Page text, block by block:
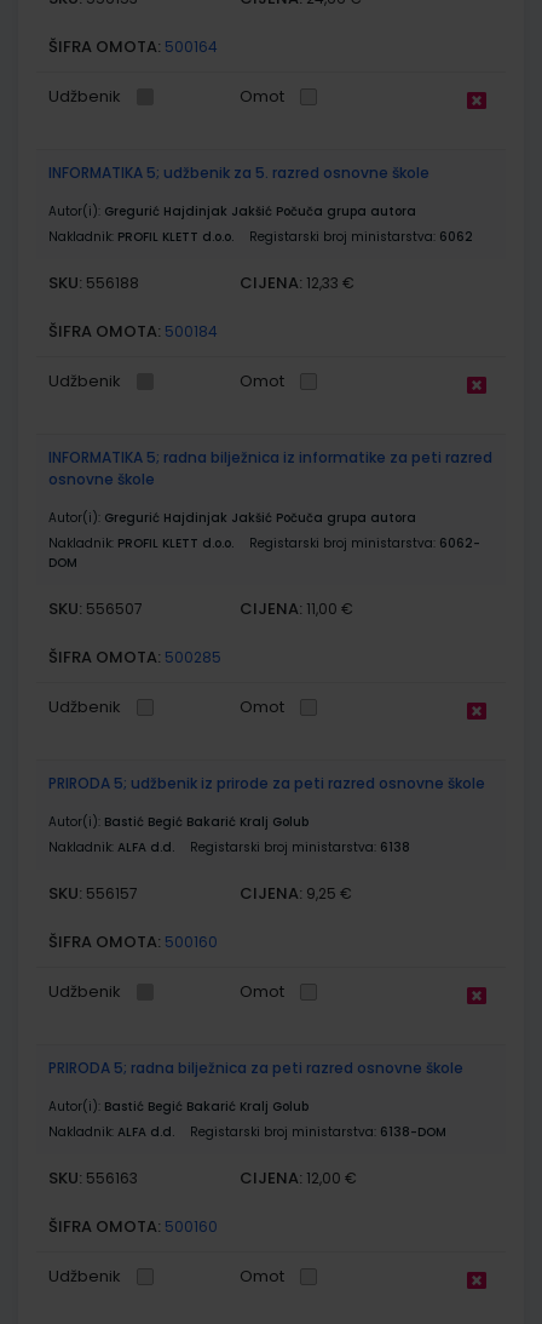
ŠIFRA OMOTA: 500164
Udžbenik Omot
INFORMATIKA 5; udžbenik za 5. razred osnovne škole
Autor(i): Gregurić Hajdinjak Jakšić Počuča grupa autora
Nakladnik: PROFIL KLETT d.o.o. Registarski broj ministarstva: 6062
SKU: 556188 CIJENA: 12,33 €
ŠIFRA OMOTA: 500184
Udžbenik Omot
INFORMATIKA 5; radna bilježnica iz informatike za peti razred
osnovne škole
Autor(i): Gregurić Hajdinjak Jakšić Počuča grupa autora
Nakladnik: PROFIL KLETT d.o.o. Registarski broj ministarstva: 6062-
DOM
SKU: 556507 CIJENA: 11,00 €
ŠIFRA OMOTA: 500285
Udžbenik Omot
PRIRODA 5; udžbenik iz prirode za peti razred osnovne škole
Autor(i): Bastić Begić Bakarić Kralj Golub
Nakladnik: ALFA d.d. Registarski broj ministarstva: 6138
SKU: 556157 CIJENA: 9,25 €
ŠIFRA OMOTA: 500160
Udžbenik Omot
PRIRODA 5; radna bilježnica za peti razred osnovne škole
Autor(i): Bastić Begić Bakarić Kralj Golub
Nakladnik: ALFA d.d. Registarski broj ministarstva: 6138-DOM
SKU: 556163 CIJENA: 12,00 €
ŠIFRA OMOTA: 500160
Udžbenik Omot